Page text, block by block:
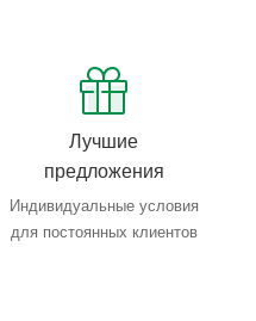
Лучшие
предложения
Индивидуальные условия
для постоянных клиентов